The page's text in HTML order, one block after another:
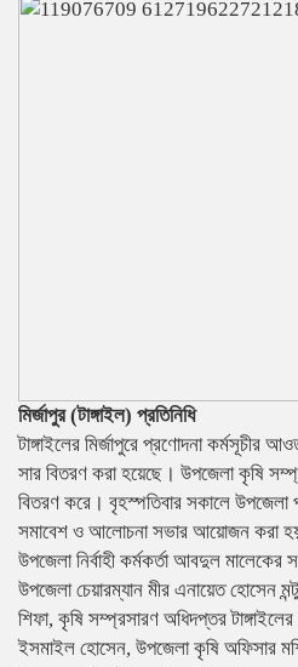
মির্জাপুর (টাঙ্গাইল) প্রতিনিধি
টাঙ্গাইলের মির্জাপুরে প্রণোদনা কর্মসূচীর
সার বিতরণ করা হয়েছে। উপজেলা কৃষি
বিতরণ করে। বৃহস্পতিবার সকালে উপজেলা
সমাবেশ ও আলোচনা সভার আয়োজন করা
উপজেলা নির্বাহী কর্মকর্তা আবদুল
উপজেলা চেয়ারম্যান মীর এনায়েত হোসেন
শিফা, কৃষি সম্প্রসারণ অধিদপ্তর
ইসমাইল হোসেন, উপজেলা কৃষি অফিসার